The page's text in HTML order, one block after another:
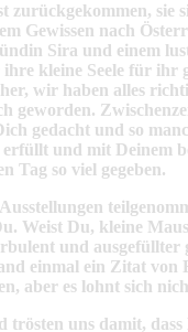
zurückgekommen, sie
Gewissen nach
Sira und einem
kleine Seele für ihr
wir haben alles
geworden.
gedacht und so
und mit Deinem
Tag so viel gegeben.
Weist Du, kleine
und ausgefüllter
einmal ein Zitat von
aber es lohnt sich
uns damit,